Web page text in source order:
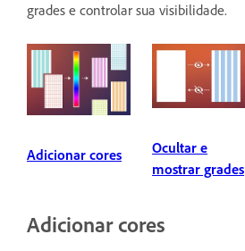
grades e controlar sua visibilidade.
Adicionar cores
Ocultar e
mostrar grades
Adicionar cores